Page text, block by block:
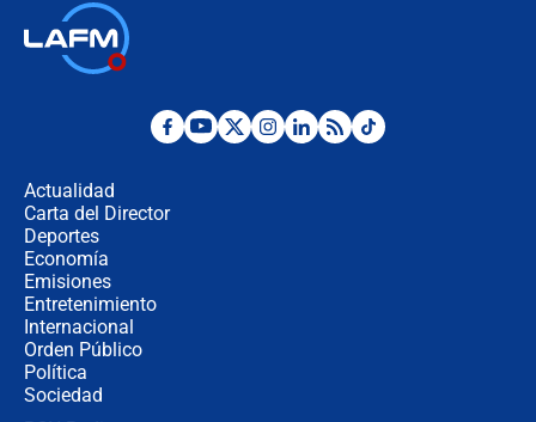
Desde dermatitis hasta infecciones:
Actualidad
Carta del Director
Deportes
Economía
Emisiones
Entretenimiento
Internacional
Orden Público
Política
Sociedad